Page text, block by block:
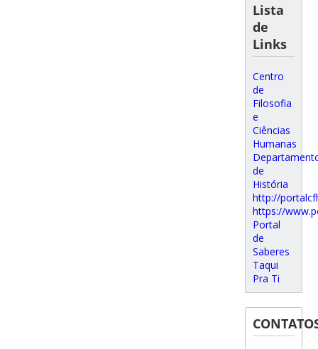
Lista
de
Links
Centro
de
Filosofia
e
Ciências
Humanas
de
História
http://
https://
Portal
de
Saberes
Taqui
Pra Ti